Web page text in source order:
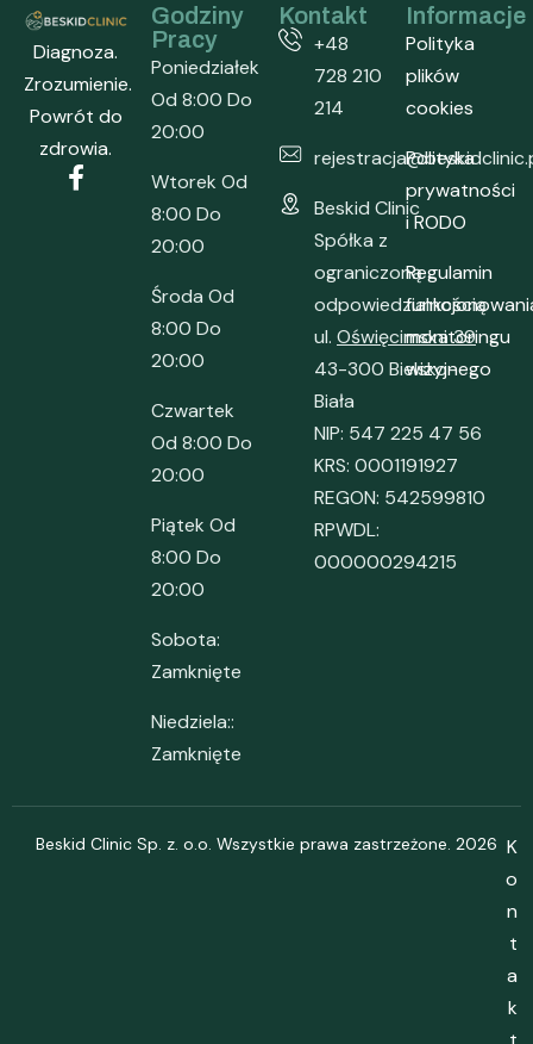
Diagnoza.
Zrozumienie.
Powrót do
zdrowia.
Godziny
Pracy
Poniedziałek
Od 8:00 Do
20:00
Wtorek Od
8:00 Do
20:00
Środa Od
8:00 Do
20:00
Czwartek
Od 8:00 Do
20:00
Piątek Od
8:00 Do
20:00
Sobota:
Zamknięte
Niedziela::
Zamknięte
Kontakt
+48
728 210
214
Beskid Clinic
Spółka z
ograniczoną
odpowiedzialnością
ul. Oświęcimska 39
43-300 Bielsko-
Biała
NIP: 547 225 47 56
KRS: 0001191927
REGON: 542599810
RPWDL:
000000294215
Informacje
Polityka
plików
cookies
Polityka
prywatności
i RODO
Regulamin
monitoringu
wizyjnego
Beskid Clinic Sp. z. o.o. Wszystkie prawa zastrzeżone. 2026 K
o
n
t
a
k